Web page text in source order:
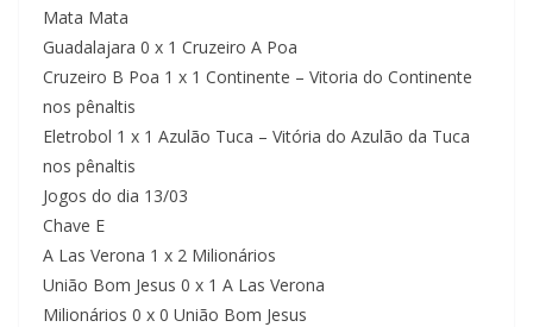
Mata Mata
Guadalajara 0 x 1 Cruzeiro A Poa
Cruzeiro B Poa 1 x 1 Continente – Vitoria do Continente
nos pênaltis
Eletrobol 1 x 1 Azulão Tuca – Vitória do Azulão da Tuca
nos pênaltis
Jogos do dia 13/03
Chave E
A Las Verona 1 x 2 Milionários
União Bom Jesus 0 x 1 A Las Verona
Milionários 0 x 0 União Bom Jesus